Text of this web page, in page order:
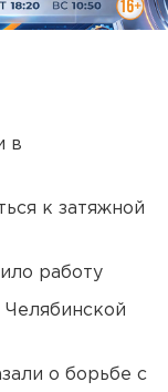
в
к затяжной
работу
Челябинской
о борьбе с